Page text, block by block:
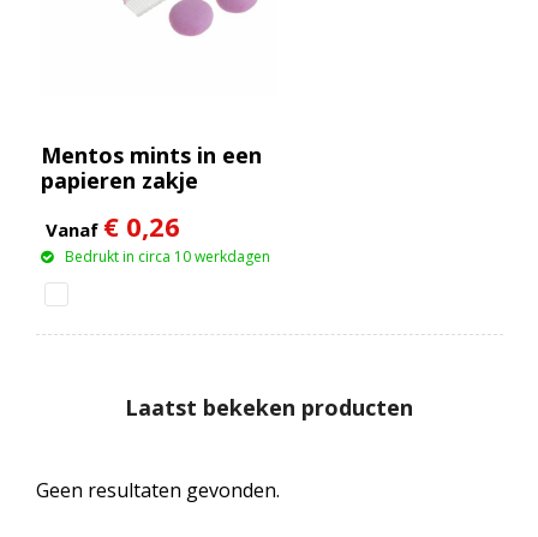
Mentos mints in een
papieren zakje
Vanaf € 0,26
Bedrukt in circa 10 werkdagen
Laatst bekeken producten
Geen resultaten gevonden.